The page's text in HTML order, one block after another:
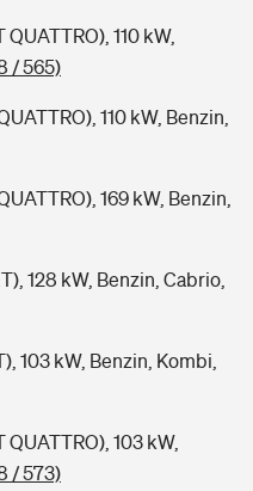
110 kW,
/ 565)
110 kW, Benzin,
169 kW, Benzin,
128 kW, Benzin, Cabrio,
103 kW, Benzin, Kombi,
103 kW,
/ 573)